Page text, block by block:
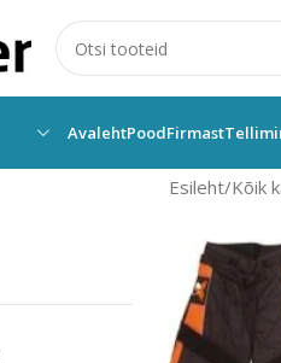
AvalehtPoodFirmast
Esileht Kõik